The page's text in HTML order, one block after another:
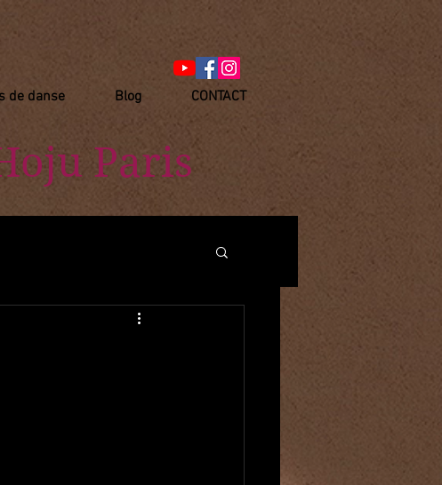
de danse Blog CONTACT
Paris